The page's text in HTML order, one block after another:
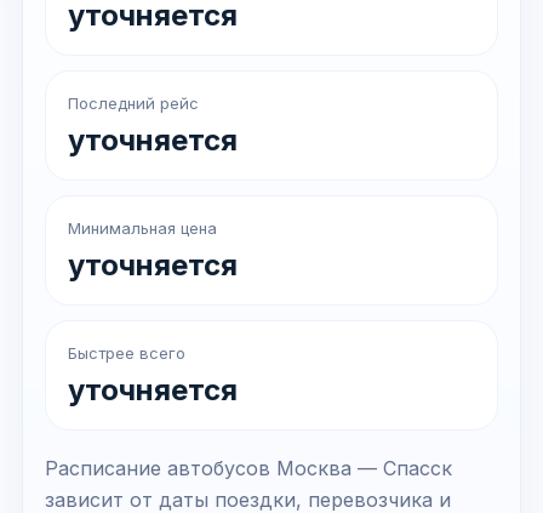
уточняется
Последний рейс
уточняется
Минимальная цена
уточняется
Быстрее всего
уточняется
Расписание автобусов Москва — Спасск
зависит от даты поездки, перевозчика и